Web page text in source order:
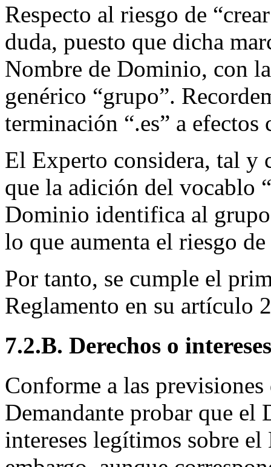
Respecto al riesgo de
duda, puesto que dicha
Nombre de Dominio, con
genérico “grupo”.
terminación “.es” a efectos
El Experto considera, tal y
que la adición del vocablo
Dominio identifica al
lo que aumenta el riesgo
Por tanto, se cumple el
Reglamento en su artículo
7.2.B. Derechos o
Conforme a las
Demandante probar que el
intereses legítimos sobre